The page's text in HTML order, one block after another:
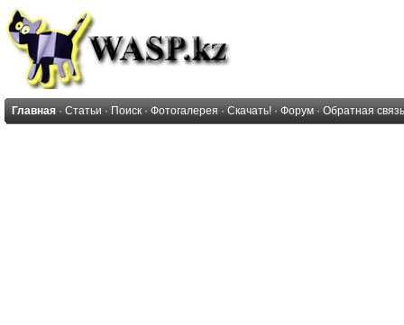
Главная · Статьи · Поиск · Фотогалерея · Скачать! · Форум · Обратная связь